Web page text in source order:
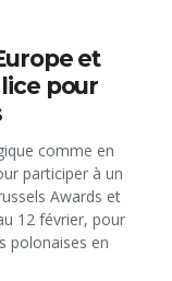
et
pour
comme en
participer à un
Awards et
12 février, pour
polonaises en